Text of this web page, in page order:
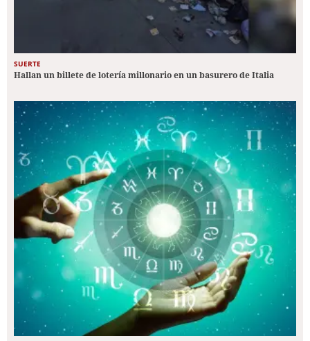
SUERTE
Hallan un billete de lotería millonario en un basurero de Italia